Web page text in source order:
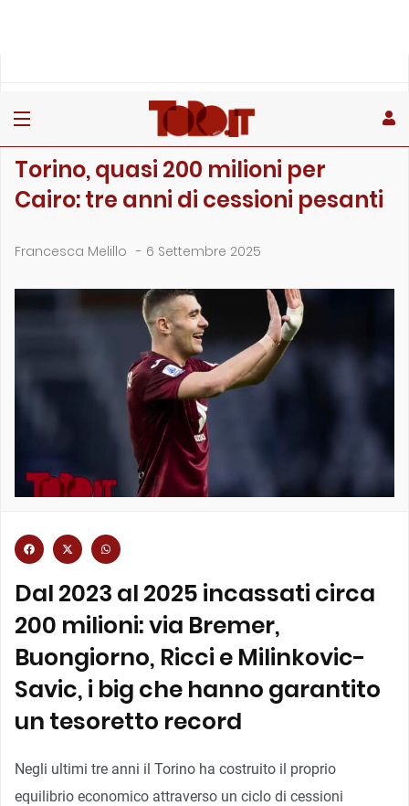
Torino, quasi 200 milioni per
Cairo: tre anni di cessioni pesanti
Francesca Melillo - 6 Settembre 2025
Dal 2023 al 2025 incassati circa
200 milioni: via Bremer,
Buongiorno, Ricci e Milinkovic-
Savic, i big che hanno garantito
un tesoretto record
Negli ultimi tre anni il Torino ha costruito il proprio
equilibrio economico attraverso un ciclo di cessioni